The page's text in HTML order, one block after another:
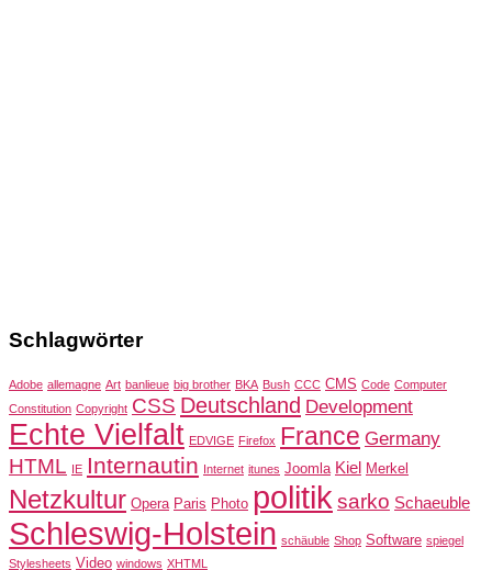
Schlagwörter
Adobe allemagne Art banlieue big brother BKA Bush CCC CMS Code Computer
Constitution Copyright CSS Deutschland Development
Echte Vielfalt EDVIGE Firefox France Germany
HTML IE Internautin Internet itunes Joomla Kiel Merkel
Netzkultur Opera Paris Photo politik sarko Schaeuble
Schleswig-Holstein schäuble Shop Software spiegel
Stylesheets Video windows XHTML